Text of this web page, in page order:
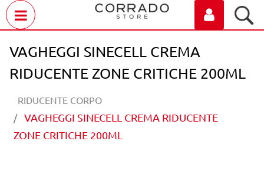
VAGHEGGI SINECELL CREMA
RIDUCENTE ZONE CRITICHE 200ML
RIDUCENTE CORPO
VAGHEGGI SINECELL CREMA RIDUCENTE
ZONE CRITICHE 200ML